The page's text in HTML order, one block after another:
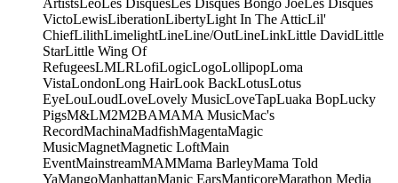
ArtistsLeoLes DisquesLes Disques Bongo JoeLes Disques
VictoLewisLiberationLibertyLight In The AtticLil'
ChiefLilithLimelightLineLine/OutLineLinkLittle DavidLittle
StarLittle Wing Of
RefugeesLMLRLofiLogicLogoLollipopLoma
VistaLondonLong HairLook BackLotusLotus
EyeLouLoudLoveLovely MusicLoveTapLuaka BopLucky
PigsM&LM2M2BAMAMA MusicMac's
RecordMachinaMadfishMagentaMagic
MusicMagnetMagnetic LoftMain
EventMainstreamMAMMama BarleyMama Told
YaMangoManhattanManic EarsManticoreMarathon Media